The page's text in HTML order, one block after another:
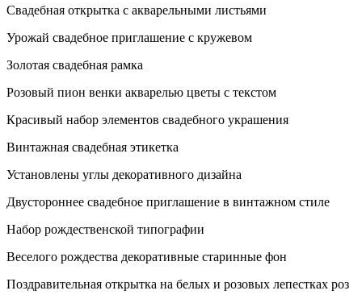
Свадебная открытка с акварельными листьями
Урожай свадебное приглашение с кружевом
Золотая свадебная рамка
Розовый пион венки акварелью цветы с текстом
Красивый набор элементов свадебного украшения
Винтажная свадебная этикетка
Установлены углы декоративного дизайна
Двустороннее свадебное приглашение в винтажном стиле
Набор рождественской типографии
Веселого рождества декоративные старинные фон
Поздравительная открытка на белых и розовых лепестках роз